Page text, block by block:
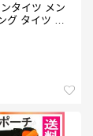
タイツ メン
グ タイツ コ
ェア ボトム
ーウェア イン